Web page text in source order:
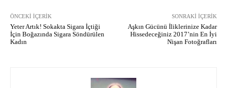
ÖNCEKI İÇERIK
Yeter Artık! Sokakta Sigara İçtiği
İçin Boğazında Sigara Söndürülen
Kadın
SONRAKI İÇERIK
Aşkın Gücünü İliklerinize Kadar
Hissedeceğiniz 2017’nin En İyi
Nişan Fotoğrafları